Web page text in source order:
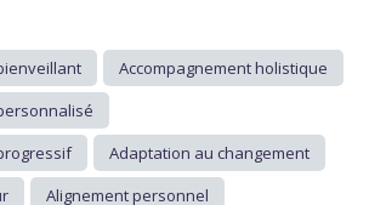
Accompagnement holistique
Adaptation au changement
Alignement personnel